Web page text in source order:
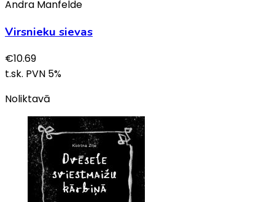
Andra Manfelde
Virsnieku sievas
€10.69
t.sk. PVN 5%
Noliktavā